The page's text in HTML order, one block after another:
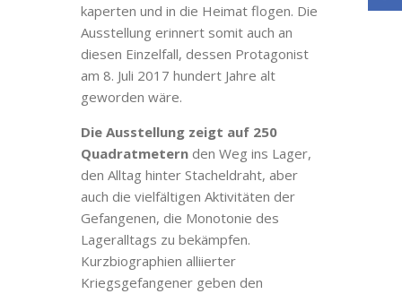
kaperten und in die Heimat flogen. Die
Ausstellung erinnert somit auch an
diesen Einzelfall, dessen Protagonist
am 8. Juli 2017 hundert Jahre alt
geworden wäre.
Die Ausstellung zeigt auf 250
Quadratmetern den Weg ins Lager,
den Alltag hinter Stacheldraht, aber
auch die vielfältigen Aktivitäten der
Gefangenen, die Monotonie des
Lageralltags zu bekämpfen.
Kurzbiographien alliierter
Kriegsgefangener geben den